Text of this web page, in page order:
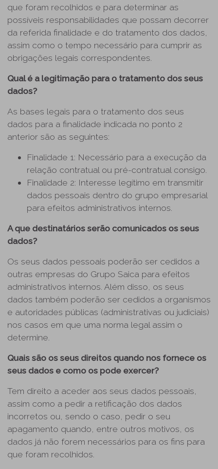
que foram recolhidos e para determinar as
possíveis responsabilidades que possam decorrer
da referida finalidade e do tratamento dos dados,
assim como o tempo necessário para cumprir as
obrigações legais correspondentes.
Qual é a legitimação para o tratamento dos seus
dados?
As bases legais para o tratamento dos seus
dados para a finalidade indicada no ponto 2
anterior são as seguintes:
Finalidade 1: Necessário para a execução da
relação contratual ou pré-contratual consigo.
Finalidade 2: Interesse legítimo em transmitir
dados pessoais dentro do grupo empresarial
para efeitos administrativos internos.
A que destinatários serão comunicados os seus
dados?
Os seus dados pessoais poderão ser cedidos a
outras empresas do Grupo Saica para efeitos
administrativos internos. Além disso, os seus
dados também poderão ser cedidos a organismos
e autoridades públicas (administrativas ou judiciais)
nos casos em que uma norma legal assim o
determine.
Quais são os seus direitos quando nos fornece os
seus dados e como os pode exercer?
Tem direito a aceder aos seus dados pessoais,
assim como a pedir a retificação dos dados
incorretos ou, sendo o caso, pedir o seu
apagamento quando, entre outros motivos, os
dados já não forem necessários para os fins para
que foram recolhidos.